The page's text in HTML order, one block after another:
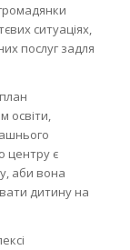
ситуаціях,
послуг задля
освіти,
центру є
аби вона
дитину на